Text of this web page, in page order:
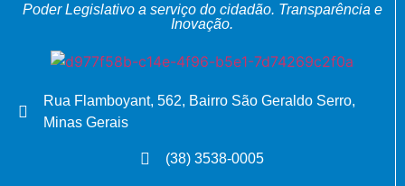
Poder Legislativo a serviço do cidadão. Transparência e
Inovação.
Rua Flamboyant, 562, Bairro São Geraldo Serro,
Minas Gerais
(38) 3538-0005